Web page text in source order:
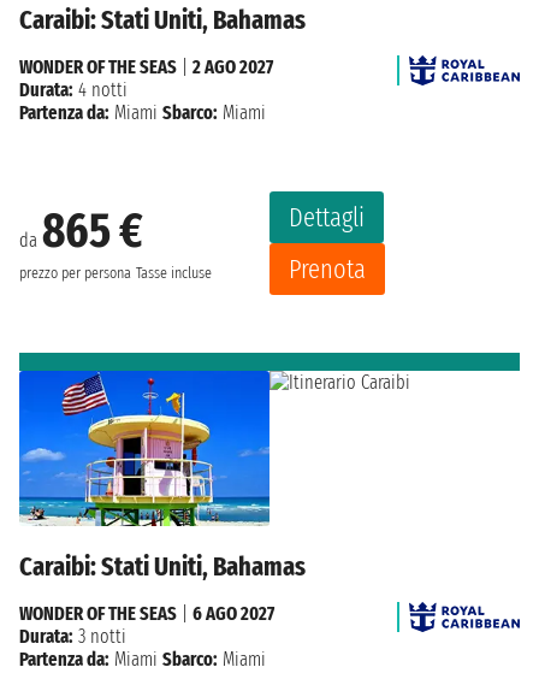
Caraibi: Stati Uniti, Bahamas
da 865 €
prezzo per persona Tasse incluse
Dettagli
Prenota
WONDER OF THE SEAS
2 AGO 2027
Durata: 4 notti
Partenza da: Miami Sbarco: Miami
Caraibi: Stati Uniti, Bahamas
WONDER OF THE SEAS
6 AGO 2027
Durata: 3 notti
Partenza da: Miami Sbarco: Miami